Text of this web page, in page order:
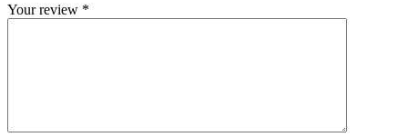
Your review *